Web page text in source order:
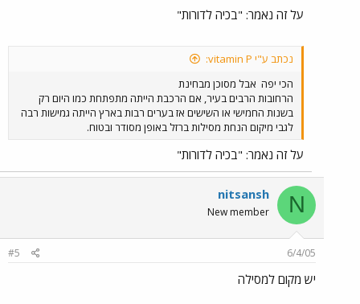
על זה נאמר: "בכיה לדורות"
נכתב ע"י vitamin P:
הכי יפה אבל מסוכן מבחינת
הרחובות הרבים בעיר, אם הרכבת הייתה מתפתחת כמו היום רק
בשנות החמישי או השישים אז בערים רבות בארץ הייתה גמישות רבה
לגבי מיקום הנחת מסילות ברזל באופן מסודר ובטוח.
על זה נאמר: "בכיה לדורות"
N
nitsansh
New member
6/4/05
#5
יש מקום למסילה